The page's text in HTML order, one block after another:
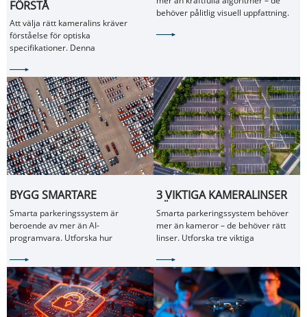
FÖRSTÅ
KAMERALINSSPECIFIKATIONER:
EN KOMPLETT GUIDE FÖR
INGENJÖRER
Att välja rätt kameralins kräver
förståelse för optiska
specifikationer. Denna
brännvidd, bländare, FOV, distorsion,
MTF och andra nyckelparametrar.
MÖJLIGGÖR SMARTARE
MASKINSEENDE
behöver pålitlig visuell uppfattning.
linser förbättrar robotsyn,
BYGG SMARTARE
PARKERINGSSYSTEM MED
AVANCERAD
KAMERALINSTEKNIK
Smarta parkeringssystem är
beroende av mer än AI-
programvara. Utforska hur
fordonsdetektering,
parkeringshantering och prestanda i
svagt ljus för nästa generations
intelligenta parkeringslösningar.
3 VIKTIGA KAMERALINSER
FÖR SMARTA
Smarta parkeringssystem behöver
mer än kameror – de behöver rätt
linser. Utforska tre viktiga
Silk Optical designade för täckning,
AI-igenkänning och prestanda i svagt
ljus.